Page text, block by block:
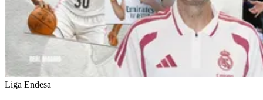
Liga Endesa